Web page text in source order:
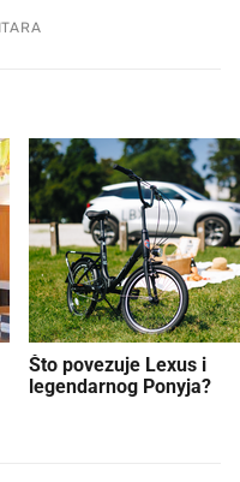
Što povezuje Lexus i
legendarnog Ponyja?